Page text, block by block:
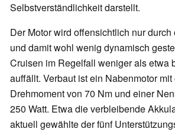
Selbstverständlichkeit darstellt.
Der Motor wird offensichtlich nur
und damit wohl wenig dynamisch
Cruisen im Regelfall weniger als etwa
auffällt. Verbaut ist ein Nabenmotor
Drehmoment von 70 Nm und einer
250 Watt. Etwa die verbleibende
aktuell gewählte der fünf